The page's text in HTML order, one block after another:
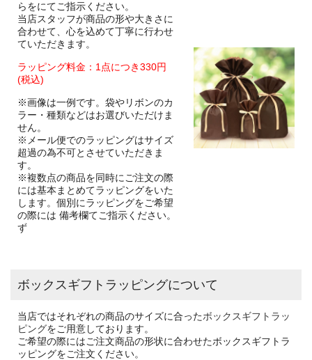
らをにてご指示ください。
当店スタッフが商品の形や大きさに
合わせて、心を込めて丁寧に行わせ
ていただきます。
ラッピング料金：1点につき330円
(税込)
※画像は一例です。袋やリボンのカ
ラー・種類などはお選びいただけま
せん。
※メール便でのラッピングはサイズ
超過の為不可とさせていただきま
す。
※複数点の商品を同時にご注文の際
には基本まとめてラッピングをいた
します。個別にラッピングをご希望
の際には 備考欄てご指示ください。
ず
ボックスギフトラッピングについて
当店ではそれぞれの商品のサイズに合ったボックスギフトラッ
ピングをご用意しております。
ご希望の際にはご注文商品の形状に合わせたボックスギフトラ
ッピングをご注文ください。